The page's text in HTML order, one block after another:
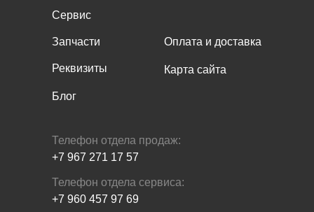
Сервис
Реквизиты
Блог
Запчасти Оплата и доставка
Карта сайта
Телефон отдела сервиса:
+7 960 457 97 69
Телефон отдела продаж:
+7 967 271 17 57